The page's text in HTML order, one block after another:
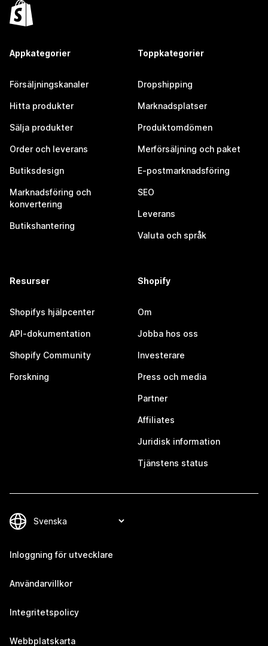
Appkategorier
Försäljningskanaler
Hitta produkter
Sälja produkter
Order och leverans
Butiksdesign
Marknadsföring och
konvertering
Butikshantering
Toppkategorier
Dropshipping
Marknadsplatser
Produktomdömen
Merförsäljning och paket
E-postmarknadsföring
SEO
Leverans
Valuta och språk
Resurser
Shopifys hjälpcenter
API-dokumentation
Shopify Community
Forskning
Shopify
Om
Jobba hos oss
Investerare
Press och media
Partner
Affiliates
Juridisk information
Tjänstens status
Inloggning för utvecklare
Användarvillkor
Integritetspolicy
Webbplatskarta